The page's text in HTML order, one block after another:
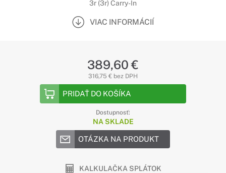
3r (3r) Carry-In
VIAC INFORMÁCIÍ
389,60 €
316,75 € bez DPH
PRIDAŤ DO KOŠÍKA
Dostupnosť:
NA SKLADE
OTÁZKA NA PRODUKT
KALKULAČKA SPLÁTOK